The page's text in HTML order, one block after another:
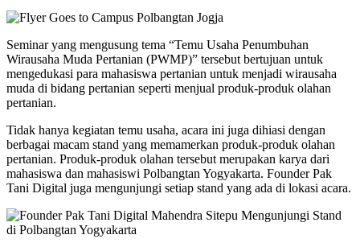
Seminar yang mengusung tema “Temu Usaha Penumbuhan
Wirausaha Muda Pertanian (PWMP)” tersebut bertujuan untuk
mengedukasi para mahasiswa pertanian untuk menjadi wirausaha
muda di bidang pertanian seperti menjual produk-produk olahan
pertanian.
Tidak hanya kegiatan temu usaha, acara ini juga dihiasi dengan
berbagai macam stand yang memamerkan produk-produk olahan
pertanian. Produk-produk olahan tersebut merupakan karya dari
mahasiswa dan mahasiswi Polbangtan Yogyakarta. Founder Pak
Tani Digital juga mengunjungi setiap stand yang ada di lokasi acara.